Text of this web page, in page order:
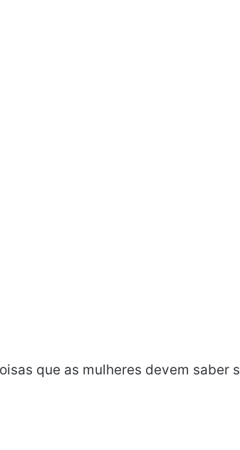
que as mulheres devem saber